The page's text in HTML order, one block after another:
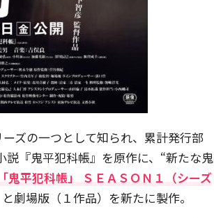
ズの一つとして知られ、累計発行部
『鬼平犯科帳』を原作に、“新たな鬼
「鬼平犯科帳」 ＳＥＡＳＯＮ１（シーズ
劇場版（１作品）を新たに製作。